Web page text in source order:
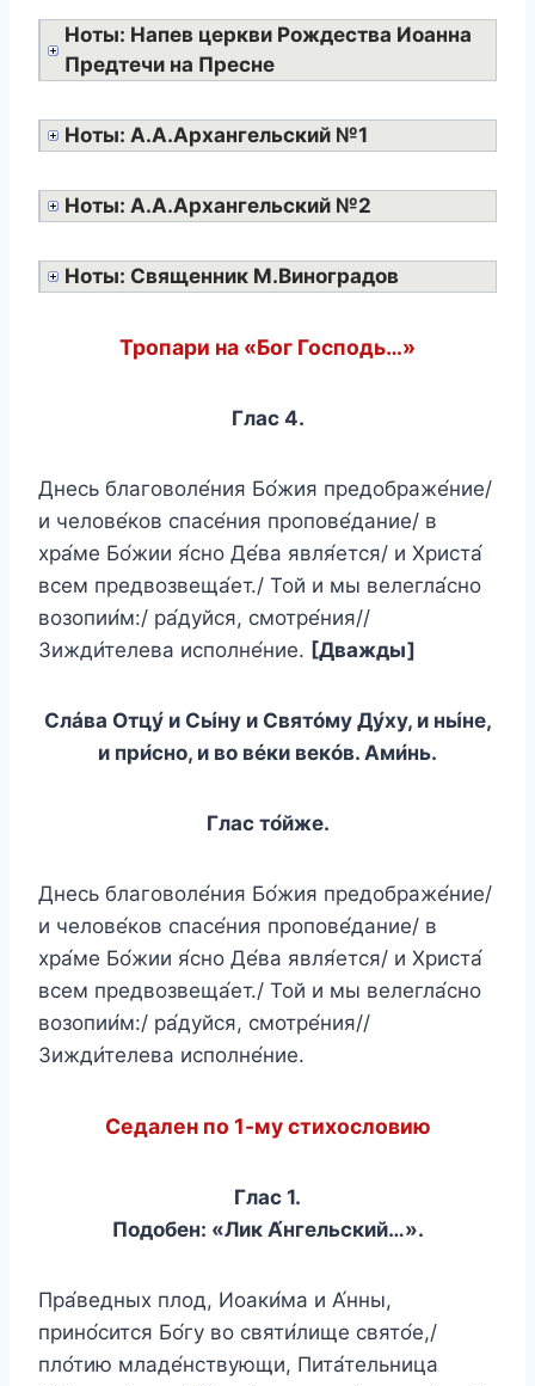
Ноты: Напев церкви Рождества Иоанна
Предтечи на Пресне
Ноты: А.А.Архангельский №1
Ноты: А.А.Архангельский №2
Ноты: Священник М.Виноградов
Тропари на «Бог Господь…»
Глас 4.
Днесь благоволе́ния Бо́жия предображе́ние/
и челове́ков спасе́ния пропове́дание/ в
хра́ме Бо́жии я́сно Де́ва явля́ется/ и Христа́
всем предвозвеща́ет./ Той и мы велегла́сно
возопии́м:/ ра́дуйся, смотре́ния//
Зижди́телева исполне́ние. [Дважды]
Слáва Отцу́ и Сы́ну и Святóму Ду́ху, и ны́не,
и при́сно, и во вéки векóв. Ами́нь.
Глас то́йже.
Днесь благоволе́ния Бо́жия предображе́ние/
и челове́ков спасе́ния пропове́дание/ в
хра́ме Бо́жии я́сно Де́ва явля́ется/ и Христа́
всем предвозвеща́ет./ Той и мы велегла́сно
возопии́м:/ ра́дуйся, смотре́ния//
Зижди́телева исполне́ние.
Седален по 1-му стихословию
Глас 1.
Подобен: «Лик А́нгельский…».
Пра́ведных плод, Иоаки́ма и А́нны,
прино́сится Бо́гу во святи́лище свято́е,/
пло́тию младе́нствующи, Пита́тельница